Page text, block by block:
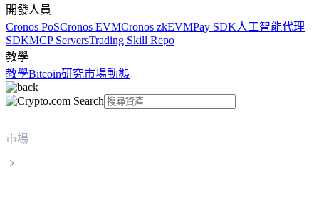
開發人員
Cronos PoSCronos EVMCronos zkEVMPay SDK人工智能代理
SDKMCP ServersTrading Skill Repo
教學
教學Bitcoin研究市場動態
市場